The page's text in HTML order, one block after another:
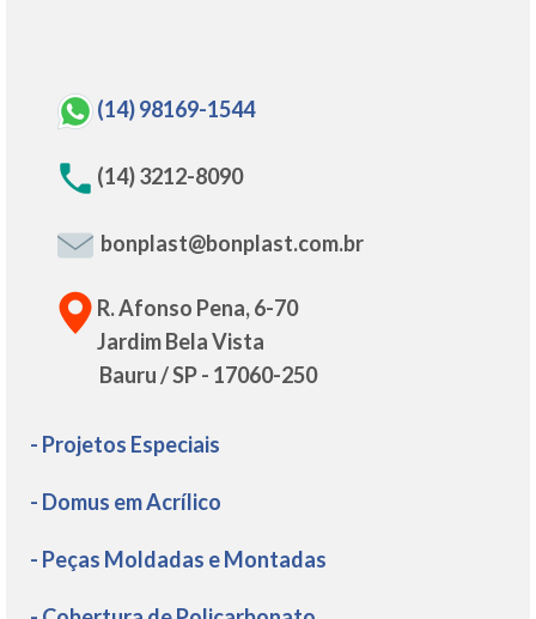
(14) 98169-1544
(14) 3212-8090
bonplast@bonplast.com.br
R. Afonso Pena, 6-70
Jardim Bela Vista
Bauru / SP - 17060-250
- Projetos Especiais
- Domus em Acrílico
- Peças Moldadas e Montadas